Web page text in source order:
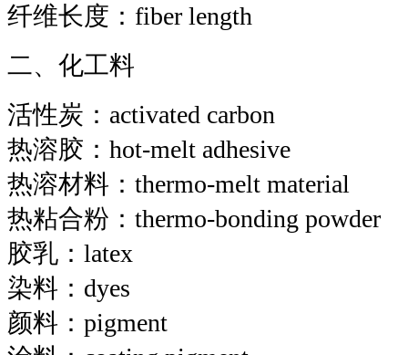
纤维长度：fiber length
二、化工料
活性炭：activated carbon
热溶胶：hot-melt adhesive
热溶材料：thermo-melt material
热粘合粉：thermo-bonding powder
胶乳：latex
染料：dyes
颜料：pigment